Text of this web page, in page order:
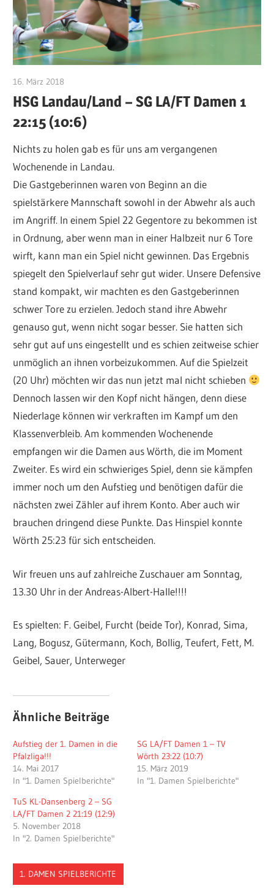
16. März 2018
HSG Landau/Land – SG LA/FT Damen 1
22:15 (10:6)
Nichts zu holen gab es für uns am vergangenen
Wochenende in Landau.
Die Gastgeberinnen waren von Beginn an die
spielstärkere Mannschaft sowohl in der Abwehr als auch
im Angriff. In einem Spiel 22 Gegentore zu bekommen ist
in Ordnung, aber wenn man in einer Halbzeit nur 6 Tore
wirft, kann man ein Spiel nicht gewinnen. Das Ergebnis
spiegelt den Spielverlauf sehr gut wider. Unsere Defensive
stand kompakt, wir machten es den Gastgeberinnen
schwer Tore zu erzielen. Jedoch stand ihre Abwehr
genauso gut, wenn nicht sogar besser. Sie hatten sich
sehr gut auf uns eingestellt und es schien zeitweise schier
unmöglich an ihnen vorbeizukommen. Auf die Spielzeit
(20 Uhr) möchten wir das nun jetzt mal nicht schieben
Dennoch lassen wir den Kopf nicht hängen, denn diese
Niederlage können wir verkraften im Kampf um den
Klassenverbleib. Am kommenden Wochenende
empfangen wir die Damen aus Wörth, die im Moment
Zweiter. Es wird ein schwieriges Spiel, denn sie kämpfen
immer noch um den Aufstieg und benötigen dafür die
nächsten zwei Zähler auf ihrem Konto. Aber auch wir
brauchen dringend diese Punkte. Das Hinspiel konnte
Wörth 25:23 für sich entscheiden.
Wir freuen uns auf zahlreiche Zuschauer am Sonntag,
13.30 Uhr in der Andreas-Albert-Halle!!!!
Es spielten: F. Geibel, Furcht (beide Tor), Konrad, Sima,
Lang, Bogusz, Gütermann, Koch, Bollig, Teufert, Fett, M.
Geibel, Sauer, Unterweger
Ähnliche Beiträge
Aufstieg der 1. Damen in die
Pfalzliga!!!
14. Mai 2017
In "1. Damen Spielberichte"
SG LA/FT Damen 1 – TV
Wörth 23:22 (10:7)
15. März 2019
In "1. Damen Spielberichte"
TuS KL-Dansenberg 2 – SG
LA/FT Damen 2 21:19 (12:9)
5. November 2018
In "2. Damen Spielberichte"
1. DAMEN SPIELBERICHTE